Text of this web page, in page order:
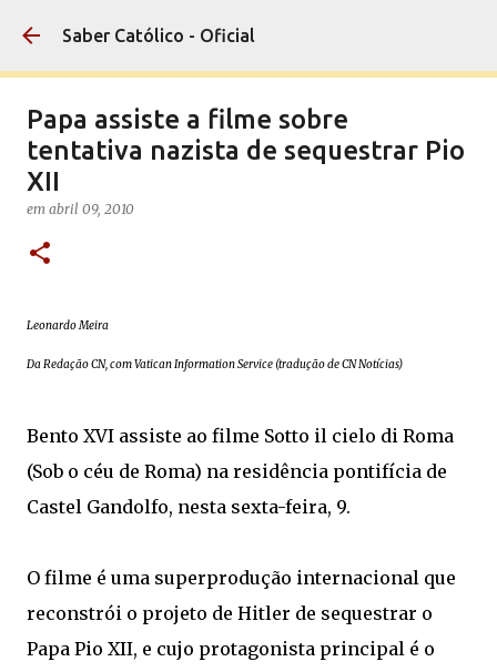
Pular para o conteúdo principal
Saber Católico - Oficial
Papa assiste a filme sobre
tentativa nazista de sequestrar Pio
XII
em abril 09, 2010
Leonardo Meira
Da Redação CN, com Vatican Information Service (tradução de CN Notícias)
Bento XVI assiste ao filme Sotto il cielo di Roma
(Sob o céu de Roma) na residência pontifícia de
Castel Gandolfo, nesta sexta-feira, 9.
O filme é uma superprodução internacional que
reconstrói o projeto de Hitler de sequestrar o
Papa Pio XII, e cujo protagonista principal é o